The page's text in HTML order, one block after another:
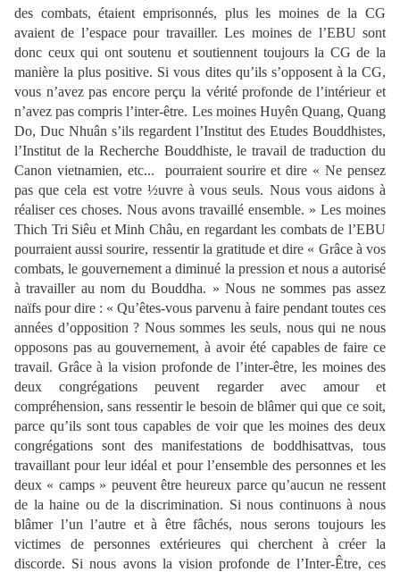
des combats, étaient emprisonnés, plus les moines de la CG
avaient de l’espace pour travailler. Les moines de l’EBU sont
donc ceux qui ont soutenu et soutiennent toujours la CG de la
manière la plus positive. Si vous dites qu’ils s’opposent à la CG,
vous n’avez pas encore perçu la vérité profonde de l’intérieur et
n’avez pas compris l’inter-être. Les moines Huyên Quang, Quang
Do, Duc Nhuân s’ils regardent l’Institut des Etudes Bouddhistes,
l’Institut de la Recherche Bouddhiste, le travail de traduction du
Canon vietnamien, etc... pourraient sourire et dire « Ne pensez
pas que cela est votre ½uvre à vous seuls. Nous vous aidons à
réaliser ces choses. Nous avons travaillé ensemble. » Les moines
Thich Tri Siêu et Minh Châu, en regardant les combats de l’EBU
pourraient aussi sourire, ressentir la gratitude et dire « Grâce à vos
combats, le gouvernement a diminué la pression et nous a autorisé
à travailler au nom du Bouddha. » Nous ne sommes pas assez
naïfs pour dire : « Qu’êtes-vous parvenu à faire pendant toutes ces
années d’opposition ? Nous sommes les seuls, nous qui ne nous
opposons pas au gouvernement, à avoir été capables de faire ce
travail. Grâce à la vision profonde de l’inter-être, les moines des
deux congrégations peuvent regarder avec amour et
compréhension, sans ressentir le besoin de blâmer qui que ce soit,
parce qu’ils sont tous capables de voir que les moines des deux
congrégations sont des manifestations de boddhisattvas, tous
travaillant pour leur idéal et pour l’ensemble des personnes et les
deux « camps » peuvent être heureux parce qu’aucun ne ressent
de la haine ou de la discrimination. Si nous continuons à nous
blâmer l’un l’autre et à être fâchés, nous serons toujours les
victimes de personnes extérieures qui cherchent à créer la
discorde. Si nous avons la vision profonde de l’Inter-Être, ces